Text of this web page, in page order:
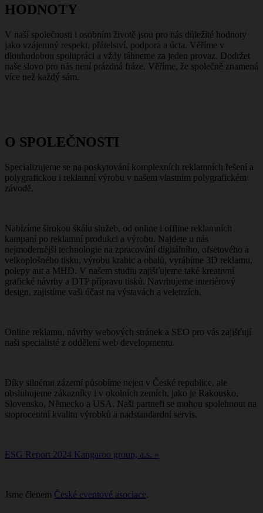
HODNOTY
V naší společnosti i osobním životě jsou pro nás důležité hodnoty
jako vzájemný respekt, přátelství, podpora a úcta. Věříme v
dlouhodobou spolupráci a vždy táhneme za jeden provaz. Dodržet
naše slovo pro nás není prázdná fráze. Věříme, že společně znamená
více než každý́ sám.
O SPOLEČNOSTI
Specializujeme se na poskytování komplexních reklamních řešení a
polygrafickou i reklamní výrobu v našem vlastním polygrafickém
závodě.
Nabízíme širokou škálu služeb, od online i offline reklamních
kampaní po reklamní produkci a výrobu. Najdete u nás
nejmodernější technologie na zpracování digitálního, ofsetového a
velkoplošného tisku, výrobu krabic a obalů, vyrábíme 3D reklamu,
polepy aut a MHD. V našem studiu zajišťujeme také kreativní
grafické návrhy a DTP přípravu tisků. Navrhujeme interiérový
design, zajistíme vaši účast na výstavách a veletrzích.
Online reklamu, návrhy webových stránek a SEO pro vás zajišťují
naši specialisté z oddělení web developmentu.
Díky silnému zázemí působíme nejen v České republice, ale
obsluhujeme zákazníky i v okolních zemích, jako je Rakousko,
Slovensko, Německo a USA. Naši partneři se mohou spolehnout na
stoprocentní kvalitu výrobků a nadstandardní servis.
ESG Report 2024 Kangaroo group, a.s. »
Jsme členem České eventové asociace.